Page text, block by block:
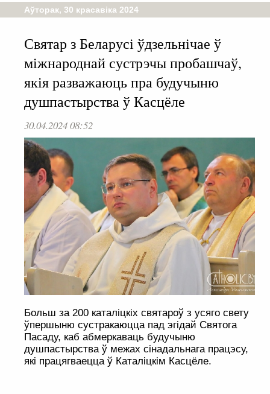
Аўторак, 30 красавіка 2024
Святар з Беларусі ўдзельнічае ў
міжнароднай сустрэчы пробашчаў,
якія разважаюць пра будучыню
душпастырства ў Касцёле
30.04.2024 08:52
Больш за 200 каталіцкіх святароў з усяго свету
ўпершыню сустракаюцца пад эгідай Святога
Пасаду, каб абмеркаваць будучыню
душпастырства ў межах сінадальнага працэсу,
які працягваецца ў Каталіцкім Касцёле.